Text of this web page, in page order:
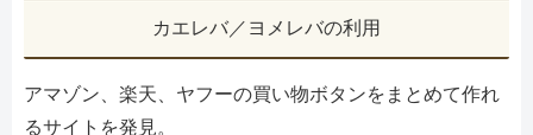
カエレバ／ヨメレバの利用
アマゾン、楽天、ヤフーの買い物ボタンをまとめて作れ
るサイトを発見。